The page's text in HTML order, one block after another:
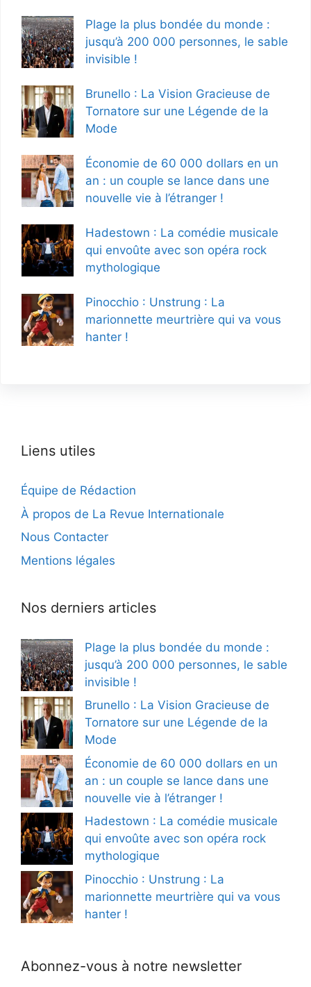
Plage la plus bondée du monde :
jusqu’à 200 000 personnes, le sable
invisible !
Brunello : La Vision Gracieuse de
Tornatore sur une Légende de la
Mode
Économie de 60 000 dollars en un
an : un couple se lance dans une
nouvelle vie à l’étranger !
Hadestown : La comédie musicale
qui envoûte avec son opéra rock
mythologique
Pinocchio : Unstrung : La
marionnette meurtrière qui va vous
hanter !
Liens utiles
Équipe de Rédaction
À propos de La Revue Internationale
Nous Contacter
Mentions légales
Nos derniers articles
Plage la plus bondée du monde :
jusqu’à 200 000 personnes, le sable
invisible !
Brunello : La Vision Gracieuse de
Tornatore sur une Légende de la
Mode
Économie de 60 000 dollars en un
an : un couple se lance dans une
nouvelle vie à l’étranger !
Hadestown : La comédie musicale
qui envoûte avec son opéra rock
mythologique
Pinocchio : Unstrung : La
marionnette meurtrière qui va vous
hanter !
Abonnez-vous à notre newsletter